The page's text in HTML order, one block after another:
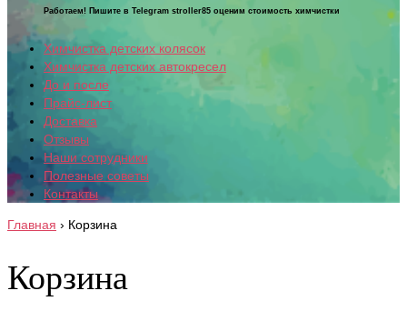
Работаем! Пишите в Telegram stroller85 оценим стоимость химчистки
Химчистка детских колясок
Химчистка детских автокресел
До и после
Прайс-лист
Доставка
Отзывы
Наши сотрудники
Полезные советы
Контакты
Главная › Корзина
Корзина